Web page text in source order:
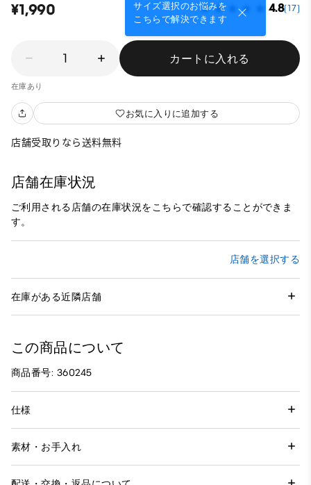
サイズ選択のお悩みを
こちらで解決できます
¥1,990 4.8(17)
1 カートに入れる
在庫あり
お気に入りに追加する
店舗受取りなら送料無料
店舗在庫状況
ご利用される店舗の在庫状況をこちらで確認することができま
す。
店舗を選択する
在庫がある近隣店舗
この商品について
商品番号: 360245
仕様
素材・お手入れ